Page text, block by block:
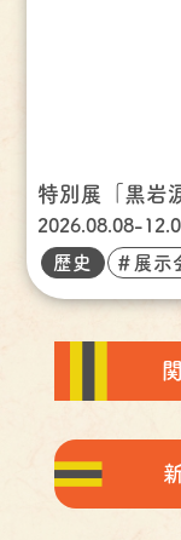
特別展「黒岩
2026.08.08-
歴史 ＃展示